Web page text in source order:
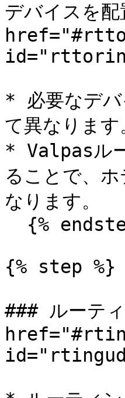
デバイスを
* 必要なデバ
て異なります
* Valpasルー
ることで、
なります。
{% step %}
### ルーテ